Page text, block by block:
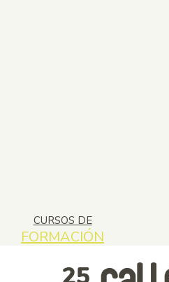
CURSOS DE
FORMACIÓN